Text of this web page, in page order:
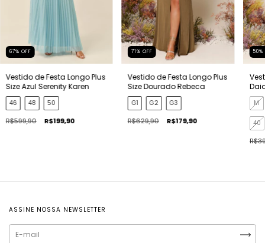
67% OFF
Vestido de Festa Longo Plus
Size Azul Serenity Karen
46 48 50
R$599,90 R$199,90
71% OFF
Vestido de Festa Longo Plus
Size Dourado Rebeca
G1 G2 G3
R$629,90 R$179,90
50%
M
40
ASSINE NOSSA NEWSLETTER